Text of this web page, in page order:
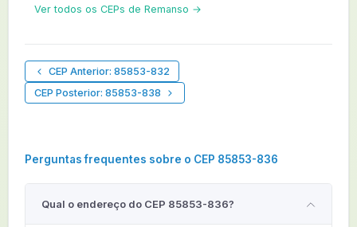
Ver todos os CEPs de Remanso →
CEP Anterior: 85853-832
CEP Posterior: 85853-838
Perguntas frequentes sobre o CEP 85853-836
Qual o endereço do CEP 85853-836?